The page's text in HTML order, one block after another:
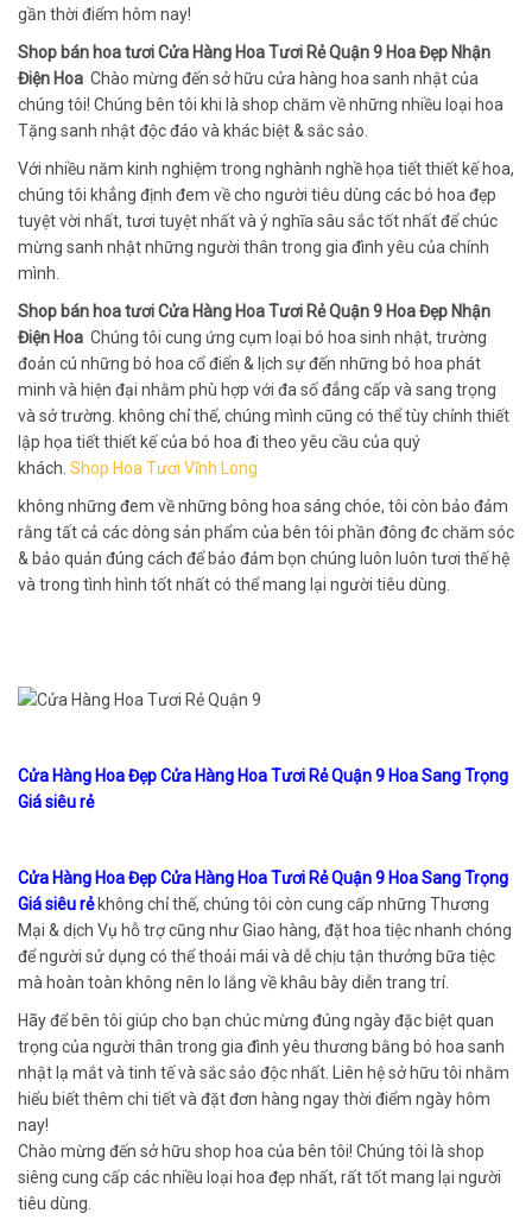
gần thời điểm hôm nay!
Shop bán hoa tươi Cửa Hàng Hoa Tươi Rẻ Quận 9 Hoa Đẹp Nhận
Điện Hoa Chào mừng đến sở hữu cửa hàng hoa sanh nhật của
chúng tôi! Chúng bên tôi khi là shop chăm về những nhiều loại hoa
Tặng sanh nhật độc đáo và khác biệt & sắc sảo.
Với nhiều năm kinh nghiệm trong nghành nghề họa tiết thiết kế hoa,
chúng tôi khẳng định đem về cho người tiêu dùng các bó hoa đẹp
tuyệt vời nhất, tươi tuyệt nhất và ý nghĩa sâu sắc tốt nhất để chúc
mừng sanh nhật những người thân trong gia đình yêu của chính
mình.
Shop bán hoa tươi Cửa Hàng Hoa Tươi Rẻ Quận 9 Hoa Đẹp Nhận
Điện Hoa Chúng tôi cung ứng cụm loại bó hoa sinh nhật, trường
đoản cú những bó hoa cổ điển & lịch sự đến những bó hoa phát
minh và hiện đại nhằm phù hợp với đa số đẳng cấp và sang trọng
và sở trường. không chỉ thế, chúng mình cũng có thể tùy chỉnh thiết
lập họa tiết thiết kế của bó hoa đi theo yêu cầu của quý
khách. Shop Hoa Tươi Vĩnh Long
không những đem về những bông hoa sáng chóe, tôi còn bảo đảm
rằng tất cả các dòng sản phẩm của bên tôi phần đông đc chăm sóc
& bảo quản đúng cách để bảo đảm bọn chúng luôn luôn tươi thế hệ
và trong tình hình tốt nhất có thể mang lại người tiêu dùng.
Cửa Hàng Hoa Đẹp Cửa Hàng Hoa Tươi Rẻ Quận 9 Hoa Sang Trọng
Giá siêu rẻ
Cửa Hàng Hoa Đẹp Cửa Hàng Hoa Tươi Rẻ Quận 9 Hoa Sang Trọng
Giá siêu rẻ không chỉ thế, chúng tôi còn cung cấp những Thương
Mại & dịch Vụ hỗ trợ cũng như Giao hàng, đặt hoa tiệc nhanh chóng
để người sử dụng có thể thoải mái và dễ chịu tận thưởng bữa tiệc
mà hoàn toàn không nên lo lắng về khâu bày diễn trang trí.
Hãy để bên tôi giúp cho bạn chúc mừng đúng ngày đặc biệt quan
trọng của người thân trong gia đình yêu thương bằng bó hoa sanh
nhật lạ mắt và tinh tế và sắc sảo độc nhất. Liên hệ sở hữu tôi nhằm
hiểu biết thêm chi tiết và đặt đơn hàng ngay thời điểm ngày hôm
nay!
Chào mừng đến sở hữu shop hoa của bên tôi! Chúng tôi là shop
siêng cung cấp các nhiều loại hoa đẹp nhất, rất tốt mang lại người
tiêu dùng.